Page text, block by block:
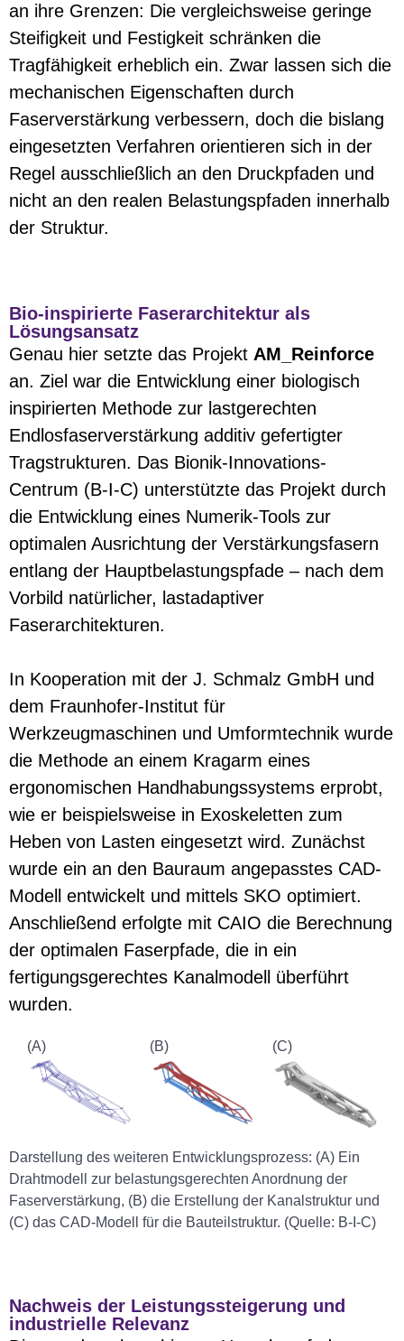
an ihre Grenzen: Die vergleichsweise geringe
Steifigkeit und Festigkeit schränken die
Tragfähigkeit erheblich ein. Zwar lassen sich die
mechanischen Eigenschaften durch
Faserverstärkung verbessern, doch die bislang
eingesetzten Verfahren orientieren sich in der
Regel ausschließlich an den Druckpfaden und
nicht an den realen Belastungspfaden innerhalb
der Struktur.
Bio-inspirierte Faserarchitektur als
Lösungsansatz
Genau hier setzte das Projekt AM_Reinforce
an. Ziel war die Entwicklung einer biologisch
inspirierten Methode zur lastgerechten
Endlosfaserverstärkung additiv gefertigter
Tragstrukturen. Das Bionik-Innovations-
Centrum (B-I-C) unterstützte das Projekt durch
die Entwicklung eines Numerik-Tools zur
optimalen Ausrichtung der Verstärkungsfasern
entlang der Hauptbelastungspfade – nach dem
Vorbild natürlicher, lastadaptiver
Faserarchitekturen.
In Kooperation mit der J. Schmalz GmbH und
dem Fraunhofer-Institut für
Werkzeugmaschinen und Umformtechnik wurde
die Methode an einem Kragarm eines
ergonomischen Handhabungssystems erprobt,
wie er beispielsweise in Exoskeletten zum
Heben von Lasten eingesetzt wird. Zunächst
wurde ein an den Bauraum angepasstes CAD-
Modell entwickelt und mittels SKO optimiert.
Anschließend erfolgte mit CAIO die Berechnung
der optimalen Faserpfade, die in ein
fertigungsgerechtes Kanalmodell überführt
wurden.
(A) (B) (C)
Darstellung des weiteren Entwicklungsprozess: (A) Ein
Drahtmodell zur belastungsgerechten Anordnung der
Faserverstärkung, (B) die Erstellung der Kanalstruktur und
(C) das CAD-Modell für die Bauteilstruktur. (Quelle: B-I-C)
Nachweis der Leistungssteigerung und
industrielle Relevanz